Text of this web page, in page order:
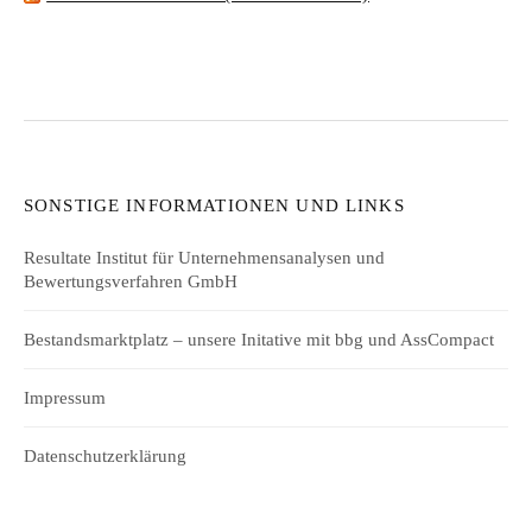
SONSTIGE INFORMATIONEN UND LINKS
Resultate Institut für Unternehmensanalysen und
Bewertungsverfahren GmbH
Bestandsmarktplatz – unsere Initative mit bbg und AssCompact
Impressum
Datenschutzerklärung